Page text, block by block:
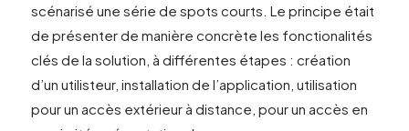
scénarisé une série de spots courts. Le principe était
de présenter de manière concrète les fonctionalités
clés de la solution, à différentes étapes : création
d’un utilisteur, installation de l’application, utilisation
pour un accès extérieur à distance, pour un accès en